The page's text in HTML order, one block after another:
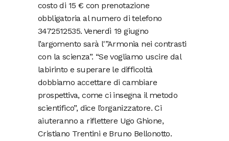
costo di 15 € con prenotazione
obbligatoria al numero di telefono
3472512535. Venerdì 19 giugno
l’argomento sarà l'”Armonia nei contrasti
con la scienza”. “Se vogliamo uscire dal
labirinto e superare le difficoltà
dobbiamo accettare di cambiare
prospettiva, come ci insegna il metodo
scientifico”, dice l’organizzatore. Ci
aiuteranno a riflettere Ugo Ghione,
Cristiano Trentini e Bruno Bellonotto.